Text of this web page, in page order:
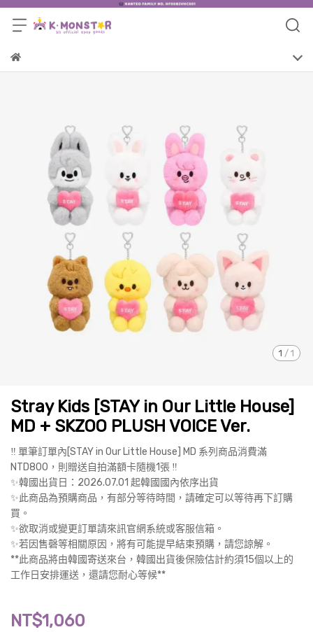
1 / 1
Stray Kids [STAY in Our Little House]
MD + SKZOO PLUSH VOICE Ver.
‼️ 單筆訂單內[STAY in Our Little House] MD 系列商品消費滿
NTD800，則贈送自拍滿額卡隨機1張 ‼️
✨韓國出貨日：2026.07.01 起韓國國內依序出貨
✨此商品為預購商品，有部分等待時間，請確定可以等待再下訂購
買。
✨欲取消或變更訂單請來訊官網系統或客服信箱。
✨若因售磬等相關原因，將有可能提早結束預購，請您諒解。
**此商品將由韓國寄送來台，韓國出貨後保險估計約須15個以上的
工作日安排運送，還請您耐心等候**
NT$1,060